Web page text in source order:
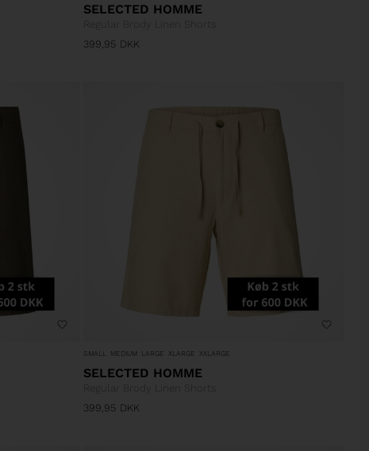
SELECTED HOMME
399,95 DKK
SMALL MEDIUM LARGE XLARGE XXLARGE
SELECTED HOMME
399,95 DKK